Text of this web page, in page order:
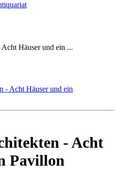
Häuser und ein ...
- Acht
Pavillon